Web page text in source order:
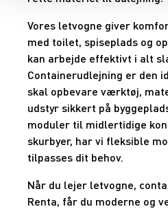
Vores letvogne giver
med toilet, spiseplads og
kan arbejde effektivt i alt
Containerudlejning er den
skal opbevare værktøj,
udstyr sikkert på
moduler til midlertidige
skurbyer, har vi fleksible
tilpasses dit behov.
Når du lejer letvogne,
Renta, får du moderne og